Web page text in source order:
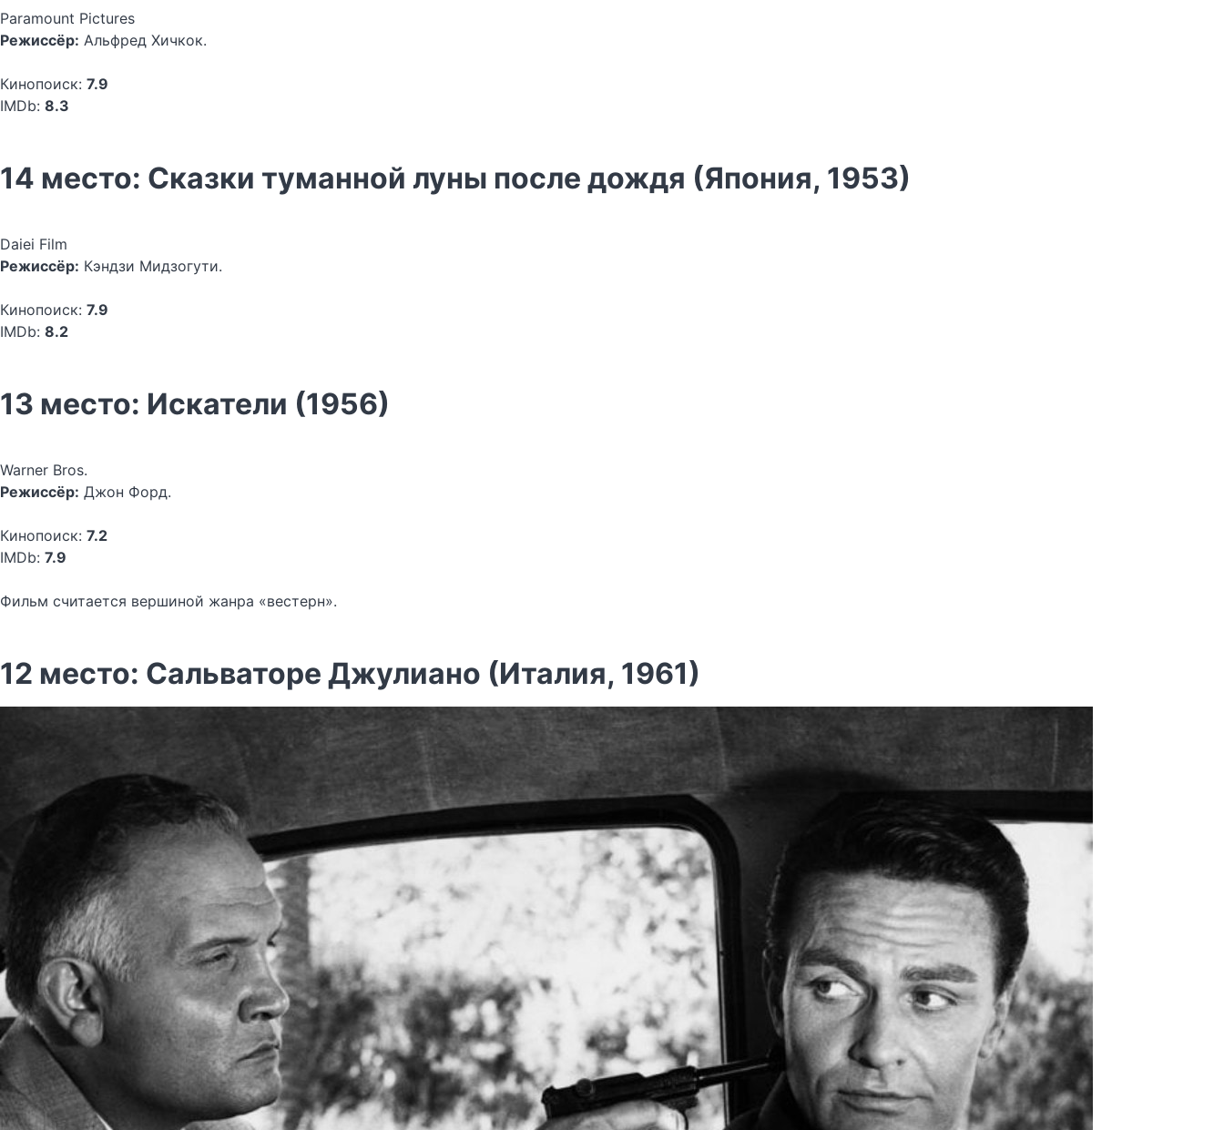
Paramount Pictures
Режиссёр: Альфред Хичкок.
Кинопоиск: 7.9
IMDb: 8.3
14 место: Сказки туманной луны после дождя (Япония, 1953)
Daiei Film
Режиссёр: Кэндзи Мидзогути.
Кинопоиск: 7.9
IMDb: 8.2
13 место: Искатели (1956)
Warner Bros.
Режиссёр: Джон Форд.
Кинопоиск: 7.2
IMDb: 7.9
Фильм считается вершиной жанра «вестерн».
12 место: Сальваторе Джулиано (Италия, 1961)